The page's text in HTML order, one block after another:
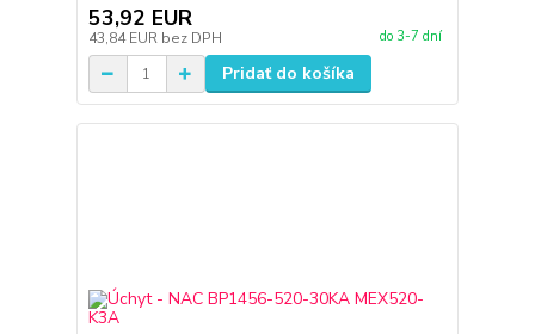
53,92 EUR
43,84 EUR bez DPH do 3-7 dní
Pridať do košíka